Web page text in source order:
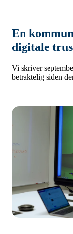
En
digitale
Vi skriver
betraktelig siden